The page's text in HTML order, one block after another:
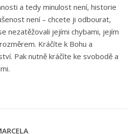
a tedy minulost není, historie
není – chcete ji odbourat,
nezatěžovali jejími chybami, jejím
Kráčíte k Bohu a
Pak nutně kráčíte ke svobodě a